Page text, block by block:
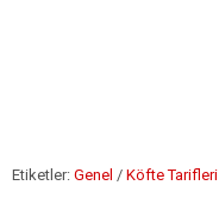
Etiketler: Genel / Köfte Tarifleri